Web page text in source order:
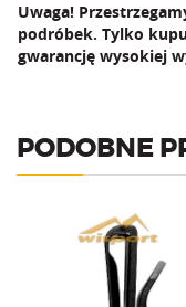
Uwaga!
podróbek. Tylko
gwarancję wysokiej
PODOBNE